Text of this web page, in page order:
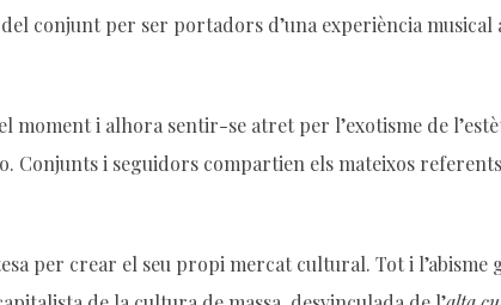
conjunt per ser portadors d’una experiència musical
i alhora sentir-se atret per l’exotisme de
Conjunts i seguidors compartien els mateixos
per crear el seu propi mercat cultural. Tot i l’abisme